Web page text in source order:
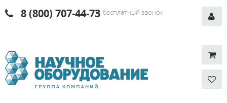
8 (800) 707-44-73 бесплатный звонок